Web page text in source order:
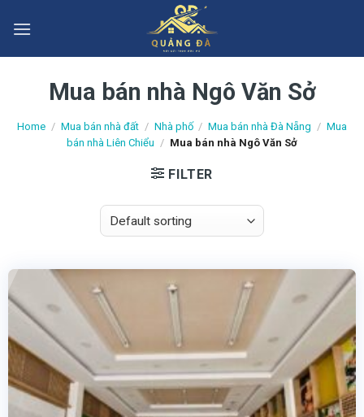
Mua bán nhà Ngô Văn Sở
Home / Mua bán nhà đất / Nhà phố / Mua bán nhà Đà Nẵng / Mua
bán nhà Liên Chiểu / Mua bán nhà Ngô Văn Sở
FILTER